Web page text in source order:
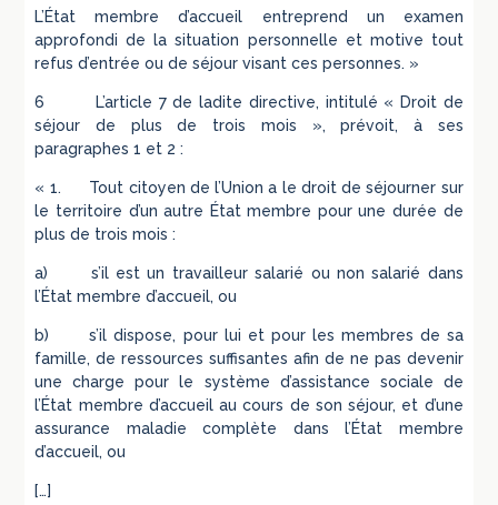
L’État membre d’accueil entreprend un examen
approfondi de la situation personnelle et motive tout
refus d’entrée ou de séjour visant ces personnes. »
6 L’article 7 de ladite directive, intitulé « Droit de
séjour de plus de trois mois », prévoit, à ses
paragraphes 1 et 2 :
« 1. Tout citoyen de l’Union a le droit de séjourner sur
le territoire d’un autre État membre pour une durée de
plus de trois mois :
a) s’il est un travailleur salarié ou non salarié dans
l’État membre d’accueil, ou
b) s’il dispose, pour lui et pour les membres de sa
famille, de ressources suffisantes afin de ne pas devenir
une charge pour le système d’assistance sociale de
l’État membre d’accueil au cours de son séjour, et d’une
assurance maladie complète dans l’État membre
d’accueil, ou
[…]